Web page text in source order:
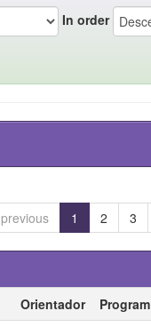
In order
previous 1 2 3
Orientador Program